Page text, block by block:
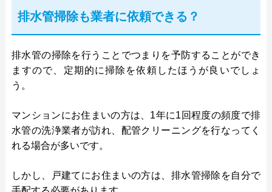
シャリスト。
排水管掃除も業者に依頼できる？
排水管の掃除を行うことでつまりを予防することができ
ますので、定期的に掃除を依頼したほうが良いでしょ
う。
マンションにお住まいの方は、1年に1回程度の頻度で排
水管の洗浄業者が訪れ、配管クリーニングを行なってく
れる場合が多いです。
しかし、戸建てにお住まいの方は、排水管掃除を自分で